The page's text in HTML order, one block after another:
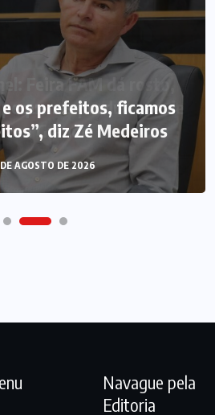
e os prefeitos, ficamos
diz Zé Medeiros
AGOSTO DE 2026
Navague pela
Editoria